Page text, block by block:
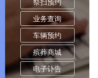
祭扫预约
业务查询
车辆预约
殡葬商城
电子讣告